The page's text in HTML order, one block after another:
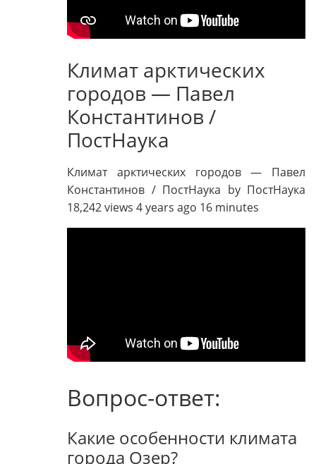
Климат арктических
городов — Павел
Константинов /
ПостНаука
Климат арктических городов — Павел
Константинов / ПостНаука by ПостНаука
18,242 views 4 years ago 16 minutes
Вопрос-ответ:
Какие особенности климата
города Озер?